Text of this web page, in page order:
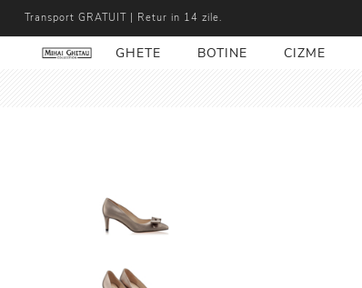
Transport GRATUIT | Retur in 14 zile.
GHETE BOTINE CIZME